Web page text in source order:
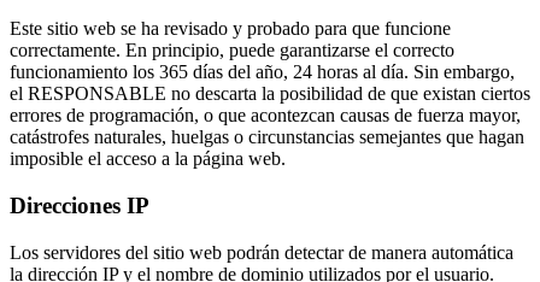
Este sitio web se ha revisado y probado para que funcione
correctamente. En principio, puede garantizarse el correcto
funcionamiento los 365 días del año, 24 horas al día. Sin embargo,
el RESPONSABLE no descarta la posibilidad de que existan ciertos
errores de programación, o que acontezcan causas de fuerza mayor,
catástrofes naturales, huelgas o circunstancias semejantes que hagan
imposible el acceso a la página web.
Direcciones IP
Los servidores del sitio web podrán detectar de manera automática
la dirección IP y el nombre de dominio utilizados por el usuario.